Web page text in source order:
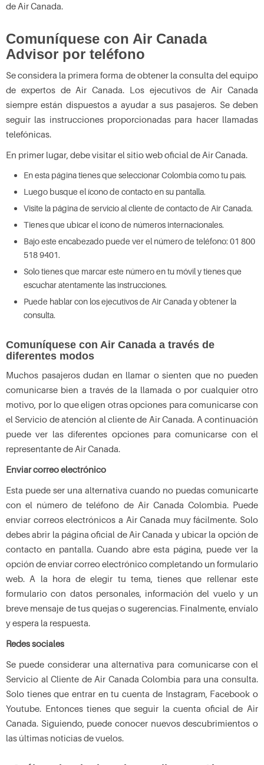
de Air Canada.
Comuníquese con Air Canada
Advisor por teléfono
Se considera la primera forma de obtener la consulta del equipo
de expertos de Air Canada. Los ejecutivos de Air Canada
siempre están dispuestos a ayudar a sus pasajeros. Se deben
seguir las instrucciones proporcionadas para hacer llamadas
telefónicas.
En primer lugar, debe visitar el sitio web oficial de Air Canada.
En esta página tienes que seleccionar Colombia como tu país.
Luego busque el ícono de contacto en su pantalla.
Visite la página de servicio al cliente de contacto de Air Canada.
Tienes que ubicar el ícono de números internacionales.
Bajo este encabezado puede ver el número de teléfono: 01 800
518 9401.
Solo tienes que marcar este número en tu móvil y tienes que
escuchar atentamente las instrucciones.
Puede hablar con los ejecutivos de Air Canada y obtener la
consulta.
Comuníquese con Air Canada a través de
diferentes modos
Muchos pasajeros dudan en llamar o sienten que no pueden
comunicarse bien a través de la llamada o por cualquier otro
motivo, por lo que eligen otras opciones para comunicarse con
el Servicio de atención al cliente de Air Canada. A continuación
puede ver las diferentes opciones para comunicarse con el
representante de Air Canada.
Enviar correo electrónico
Esta puede ser una alternativa cuando no puedas comunicarte
con el número de teléfono de Air Canada Colombia. Puede
enviar correos electrónicos a Air Canada muy fácilmente. Solo
debes abrir la página oficial de Air Canada y ubicar la opción de
contacto en pantalla. Cuando abre esta página, puede ver la
opción de enviar correo electrónico completando un formulario
web. A la hora de elegir tu tema, tienes que rellenar este
formulario con datos personales, información del vuelo y un
breve mensaje de tus quejas o sugerencias. Finalmente, envíalo
y espera la respuesta.
Redes sociales
Se puede considerar una alternativa para comunicarse con el
Servicio al Cliente de Air Canada Colombia para una consulta.
Solo tienes que entrar en tu cuenta de Instagram, Facebook o
Youtube. Entonces tienes que seguir la cuenta oficial de Air
Canada. Siguiendo, puede conocer nuevos descubrimientos o
las últimas noticias de vuelos.